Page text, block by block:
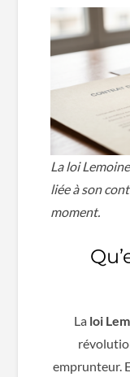
La loi
liée à son
moment.
La loi
emprunteur.